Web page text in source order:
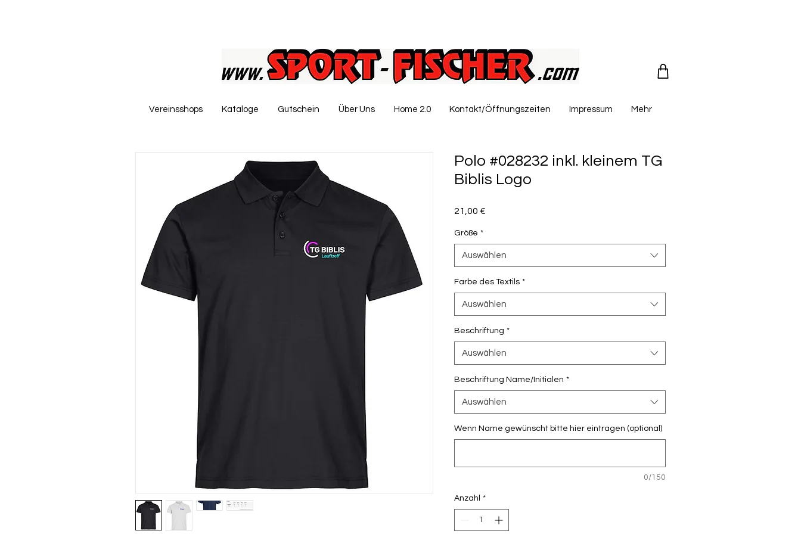
Vereinsshops Kataloge Gutschein Über Uns Home 2.0 Kontakt/Öffnungszeiten Impressum Mehr
Polo #028232 inkl. kleinem TG
Biblis Logo
21,00 €
Größe *
Auswählen
Farbe des Textils *
Auswählen
Beschriftung *
Auswählen
Beschriftung Name/Initialen *
Auswählen
Wenn Name gewünscht bitte hier eintragen (optional)
0/150
Anzahl *